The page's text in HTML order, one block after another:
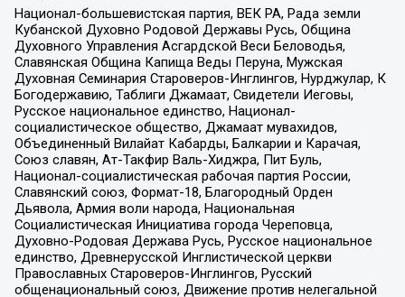
Национал-большевистская партия, ВЕК РА, Рада земли
Кубанской Духовно Родовой Державы Русь, Община
Духовного Управления Асгардской Веси Беловодья,
Славянская Община Капища Веды Перуна, Мужская
Духовная Семинария Староверов-Инглингов, Нурджулар, К
Богодержавию, Таблиги Джамаат, Свидетели Иеговы,
Русское национальное единство, Национал-
социалистическое общество, Джамаат мувахидов,
Объединенный Вилайат Кабарды, Балкарии и Карачая,
Союз славян, Ат-Такфир Валь-Хиджра, Пит Буль,
Национал-социалистическая рабочая партия России,
Славянский союз, Формат-18, Благородный Орден
Дьявола, Армия воли народа, Национальная
Социалистическая Инициатива города Череповца,
Духовно-Родовая Держава Русь, Русское национальное
единство, Древнерусской Инглистической церкви
Православных Староверов-Инглингов, Русский
общенациональный союз, Движение против нелегальной